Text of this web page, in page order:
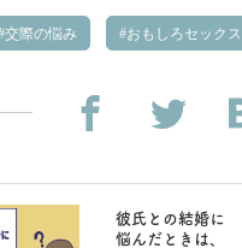
交際の悩み おもしろセックス
彼氏との結婚に
悩んだときは、